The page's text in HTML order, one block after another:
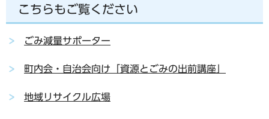
こちらもご覧ください
ごみ減量サポーター
町内会・自治会向け「資源とごみの出前講座」
地域リサイクル広場